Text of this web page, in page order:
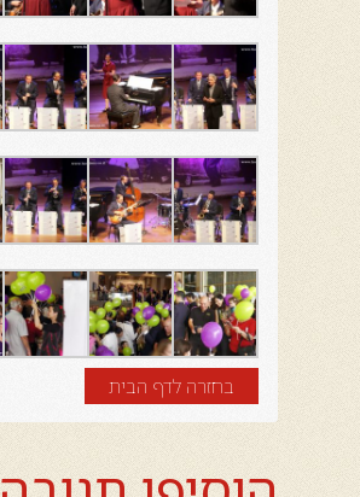
בחזרה לדף הבית